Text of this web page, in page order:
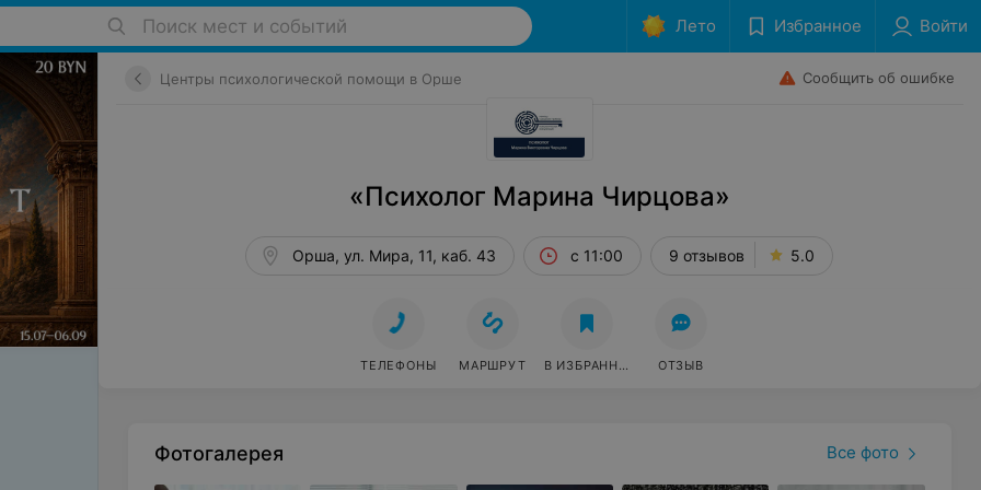
Поиск мест и событий Лето Избранное Войти
Центры психологической помощи в Орше Сообщить об ошибке
«Психолог Марина Чирцова»
Орша, ул. Мира, 11, каб. 43 с 11:00 9 отзывов 5.0
ТЕЛЕФОНЫ МАРШРУТ В ИЗБРАННОЕ ОТЗЫВ
Фотогалерея Все фото